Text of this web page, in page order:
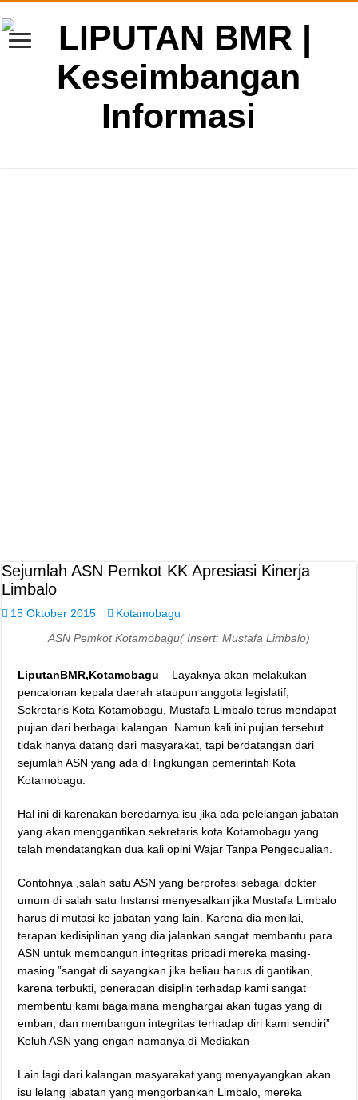
Sejumlah ASN Pemkot KK Apresiasi Kinerja
Limbalo
15 Oktober 2015
Kotamobagu
ASN Pemkot Kotamobagu( Insert: Mustafa Limbalo)
LiputanBMR,Kotamobagu – Layaknya akan melakukan
pencalonan kepala daerah ataupun anggota legislatif,
Sekretaris Kota Kotamobagu, Mustafa Limbalo terus mendapat
pujian dari berbagai kalangan. Namun kali ini pujian tersebut
tidak hanya datang dari masyarakat, tapi berdatangan dari
sejumlah ASN yang ada di lingkungan pemerintah Kota
Kotamobagu.
Hal ini di karenakan beredarnya isu jika ada pelelangan jabatan
yang akan menggantikan sekretaris kota Kotamobagu yang
telah mendatangkan dua kali opini Wajar Tanpa Pengecualian.
Contohnya ,salah satu ASN yang berprofesi sebagai dokter
umum di salah satu Instansi menyesalkan jika Mustafa Limbalo
harus di mutasi ke jabatan yang lain. Karena dia menilai,
terapan kedisiplinan yang dia jalankan sangat membantu para
ASN untuk membangun integritas pribadi mereka masing-
masing.”sangat di sayangkan jika beliau harus di gantikan,
karena terbukti, penerapan disiplin terhadap kami sangat
membentu kami bagaimana menghargai akan tugas yang di
emban, dan membangun integritas terhadap diri kami sendiri”
Keluh ASN yang engan namanya di Mediakan
Lain lagi dari kalangan masyarakat yang menyayangkan akan
isu lelang jabatan yang mengorbankan Limbalo, mereka